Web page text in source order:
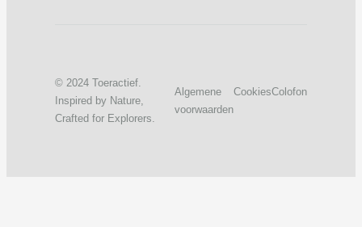
© 2024 Toeractief.
Inspired by Nature,
Crafted for Explorers.
Algemene
voorwaarden
CookiesColofon